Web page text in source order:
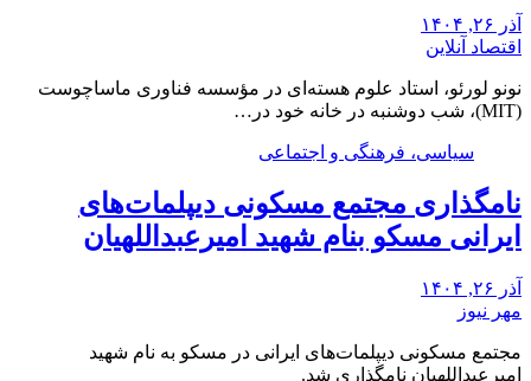
آذر ۲۶, ۱۴۰۴
اقتصاد آنلاین
نونو لورئو، استاد علوم هسته‌ای در مؤسسه فناوری ماساچوست
(MIT)، شب دوشنبه در خانه خود در…
سیاسی، فرهنگی و اجتماعی
نامگذاری مجتمع مسکونی دیپلمات‌های
ایرانی مسکو بنام شهید امیرعبداللهیان
آذر ۲۶, ۱۴۰۴
مهر نیوز
مجتمع مسکونی دیپلمات‌های ایرانی در مسکو به نام شهید
امیرعبداللهیان نامگذاری شد.